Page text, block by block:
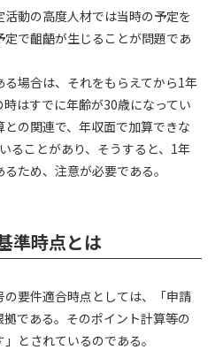
動の高度人材では当時の予定を
で齟齬が生じることが問題であ
場合は、それをもらえてから1年
はすでに年齢が30歳になってい
の関連で、年収面で加算できな
ることがあり、そうすると、1年
ため、注意が必要である。
準時点とは
要件適合時点としては、「申請
である。そのポイント計算等の
とされているのである。